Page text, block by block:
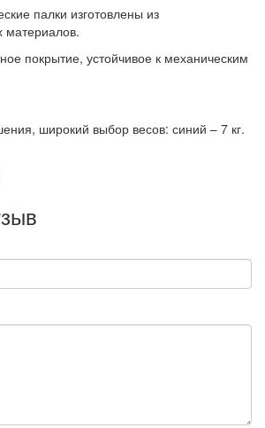
палки изготовлены из
материалов.
покрытие, устойчивое к механическим
широкий выбор весов: синий – 7 кг.